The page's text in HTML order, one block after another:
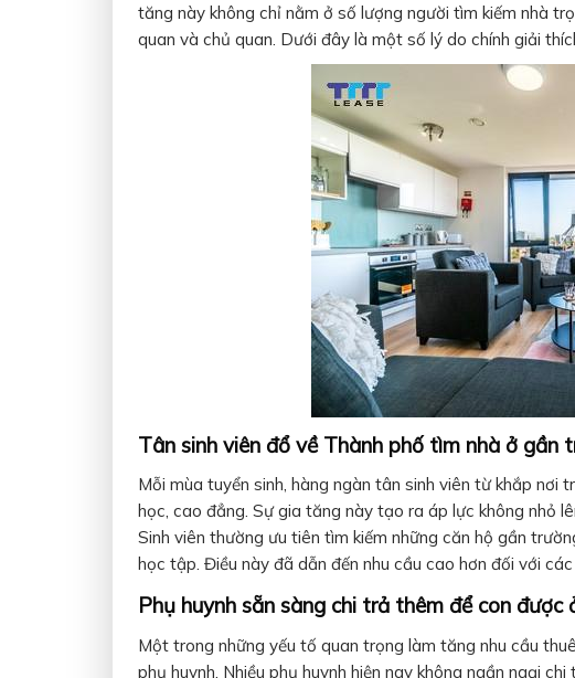
tăng này không chỉ nằm ở số lượng người tìm kiếm nhà
quan và chủ quan. Dưới đây là một số lý do chính giải
Tân sinh viên đổ về Thành phố tìm nhà ở gần
Mỗi mùa tuyển sinh, hàng ngàn tân sinh viên từ khắp
học, cao đẳng. Sự gia tăng này tạo ra áp lực không nhỏ
Sinh viên thường ưu tiên tìm kiếm những căn hộ gần
học tập. Điều này đã dẫn đến nhu cầu cao hơn đối với
Phụ huynh sẵn sàng chi trả thêm để con
Một trong những yếu tố quan trọng làm tăng nhu cầu
phụ huynh. Nhiều phụ huynh hiện nay không ngần ngại